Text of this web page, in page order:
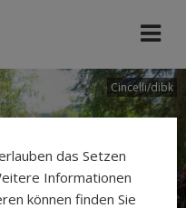
Cincelli/dibk
das Setzen
Informationen
können finden Sie